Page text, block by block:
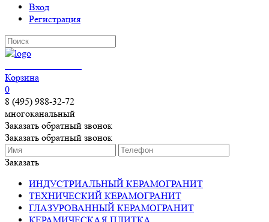
Вход
Регистрация
Корзина
0
8 (495) 988-32-72
многоканальный
Заказать обратный звонок
Заказать обратный звонок
Заказать
ИНДУСТРИАЛЬНЫЙ КЕРАМОГРАНИТ
ТЕХНИЧЕСКИЙ КЕРАМОГРАНИТ
ГЛАЗУРОВАННЫЙ КЕРАМОГРАНИТ